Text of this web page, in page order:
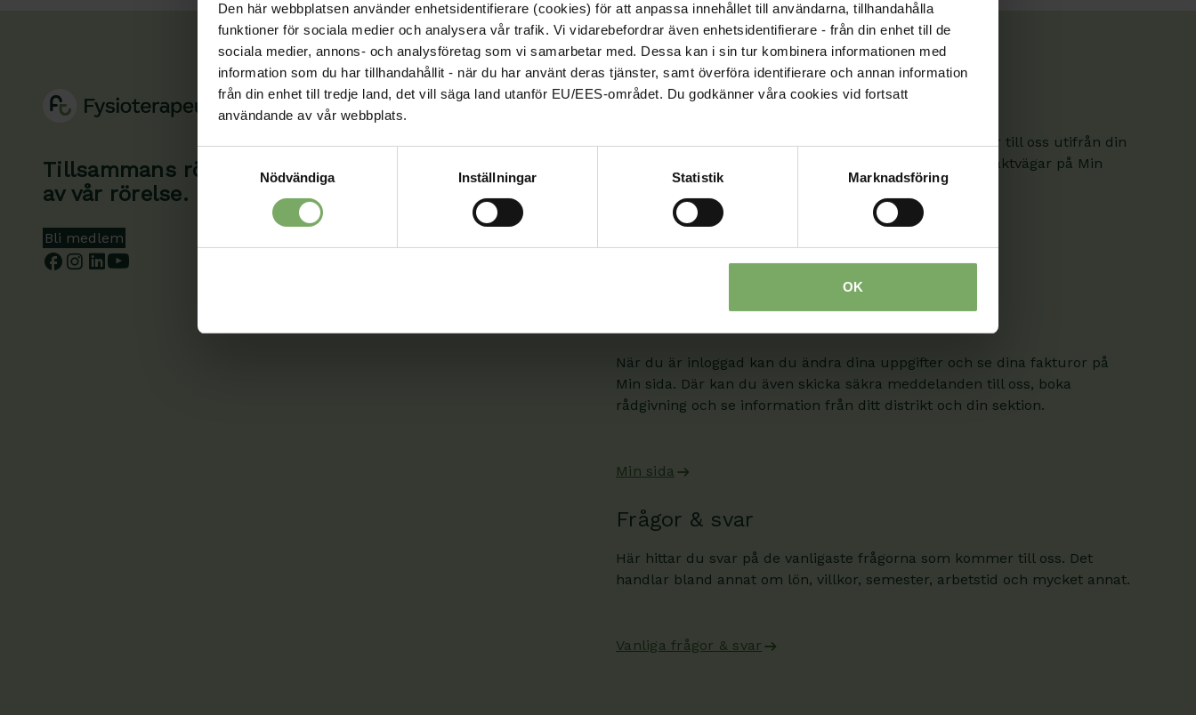
Den här webbplatsen använder enhetsidentifierare (cookies) för att anpassa innehållet till användarna, tillhandahålla
funktioner för sociala medier och analysera vår trafik. Vi vidarebefordrar även enhetsidentifierare - från din enhet till de
sociala medier, annons- och analysföretag som vi samarbetar med. Dessa kan i sin tur kombinera informationen med
information som du har tillhandahållit - när du har använt deras tjänster, samt överföra identifierare och annan information
från din enhet till tredje land, det vill säga land utanför EU/EES-området. Du godkänner våra cookies vid fortsatt
användande av vår webbplats.
Nödvändiga
Inställningar Statistik Marknadsföring
OK
Tillsammans rör vi oss framåt. Du är en viktig del
av vår rörelse.
Bli medlem
Kontakt
Välkommen att kontakta oss. Här hittar du kontaktvägar till oss utifrån din
roll och ditt ärende. Du som är medlem hittar fler kontaktvägar på Min
08-567 06 100
När du är inloggad kan du ändra dina uppgifter och se dina fakturor på
Min sida. Där kan du även skicka säkra meddelanden till oss, boka
rådgivning och se information från ditt distrikt och din sektion.
Min sida
Frågor & svar
Här hittar du svar på de vanligaste frågorna som kommer till oss. Det
handlar bland annat om lön, villkor, semester, arbetstid och mycket annat.
Vanliga frågor & svar